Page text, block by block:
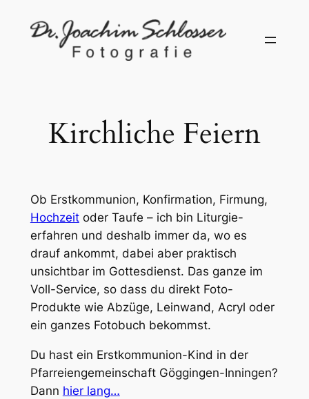
Inhalt
Kirchliche Feiern
Ob Erstkommunion, Konfirmation, Firmung,
Hochzeitoder Taufe – ich bin Liturgie-
erfahren und deshalb immer da, wo es
drauf ankommt, dabei aber praktisch
unsichtbar im Gottesdienst. Das ganze im
Voll-Service, so dass du direkt Foto-
Produkte wie Abzüge, Leinwand, Acryl oder
ein ganzes Fotobuch bekommst.
Du hast ein Erstkommunion-Kind in der
Pfarreiengemeinschaft Göggingen-Inningen?
Dann hier lang…